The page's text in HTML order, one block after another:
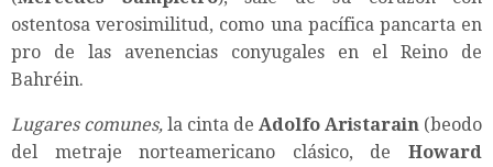
ostentosa verosimilitud, como una pacífica pancarta en
pro de las avenencias conyugales en el Reino de
Bahréin.
Lugares comunes, la cinta de Adolfo Aristarain (beodo
del metraje norteamericano clásico, de Howard